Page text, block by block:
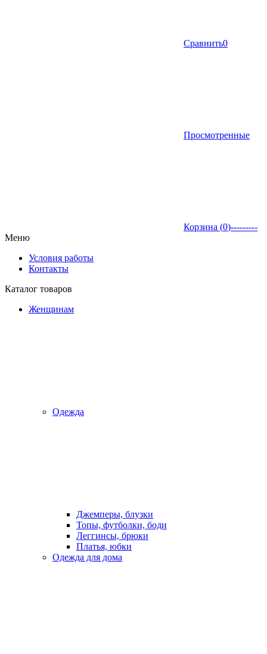
Сравнить0
Просмотренные
Корзина (0)---------
Меню
Условия работы
Контакты
Каталог товаров
Женщинам
Одежда
Джемперы, блузки
Топы, футболки, боди
Леггинсы, брюки
Платья, юбки
Одежда для дома